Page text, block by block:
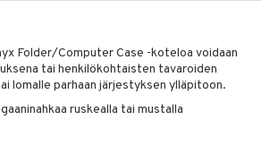
Folder/Computer Case -koteloa voidaan
tai henkilökohtaisten tavaroiden
lomalle parhaan järjestyksen ylläpitoon.
ruskealla tai mustalla